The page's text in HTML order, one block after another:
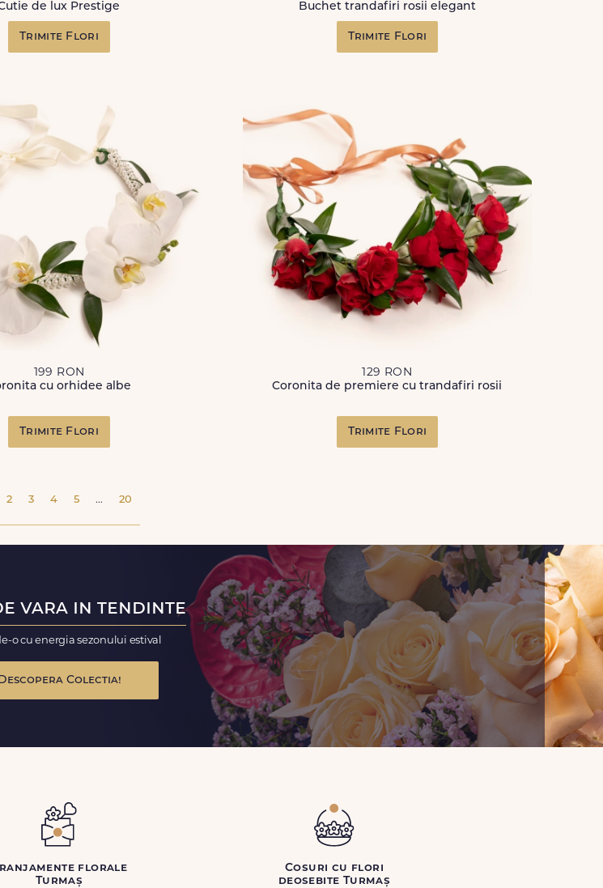
de lux Prestige
Trimite Flori
Buchet trandafiri rosii elegant
Trimite Flori
199 RON
cu orhidee albe
Trimite Flori
129 RON
Coronita de premiere cu trandafiri rosii
Trimite Flori
2 3 4 5 ... 20
vara in tendinte
o cu energia sezonului estival
Colectia!
florale
Turmaș
Cosuri cu flori
deosebite Turmaș